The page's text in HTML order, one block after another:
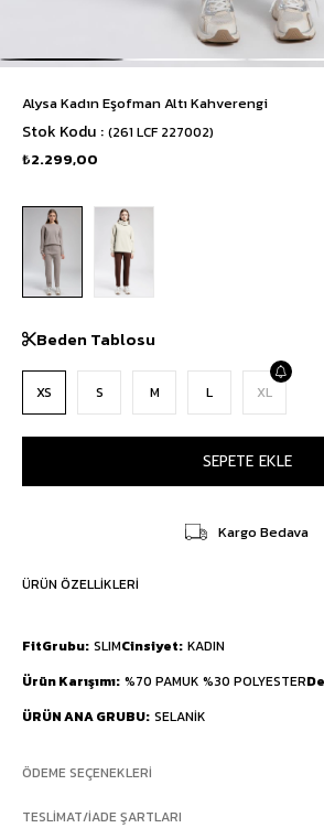
Alysa Kadın Eşofman Altı Kahverengi
Stok Kodu (261 LCF 227002)
₺2.299,00
Beden Tablosu
XS S M L XL
Kargo Bedava
ÜRÜN ÖZELLIKLERI
FitGrubu SLIMCinsiyet KADIN
Ürün Karışımı %70 PAMUK %30 POLYESTER
ÜRÜN ANA GRUBU SELANİK
ÖDEME SEÇENEKLERI
TESLIMAT/İADE ŞARTLARI